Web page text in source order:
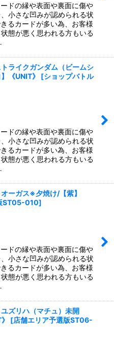
ドの縁や表面や裏面に傷や
小さな凹みが認められる状
るカードが多い為、お客様
態が悪く思われる方もいる
トライクガンダム（ビームシ
《UNIT》
[ショップバトル
ドの縁や表面や裏面に傷や
小さな凹みが認められる状
るカードが多い為、お客様
態が悪く思われる方もいる
ーガス※夕焼け/【紫】
ST05-010]
ドの縁や表面や裏面に傷や
小さな凹みが認められる状
るカードが多い為、お客様
態が悪く思われる方もいる
ユズリハ（マチュ）未開
[店舗エリア予選版ST06-